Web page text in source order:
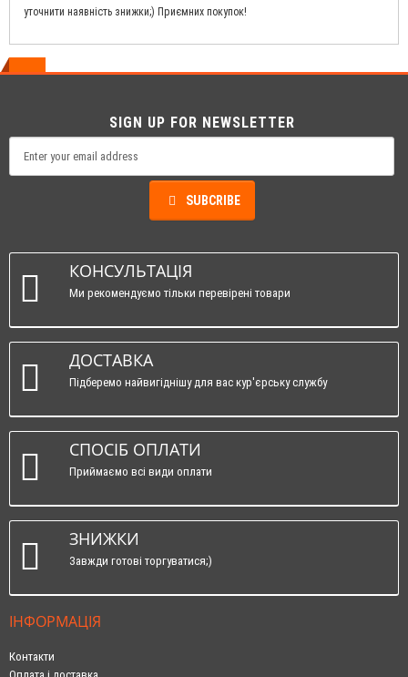
уточнити наявність знижки;) Приємних покупок!
SIGN UP FOR NEWSLETTER
SUBCRIBE
КОНСУЛЬТАЦІЯ
Ми рекомендуємо тільки перевірені товари
ДОСТАВКА
Підберемо найвигіднішу для вас кур'єрську службу
СПОСІБ ОПЛАТИ
Приймаємо всі види оплати
ЗНИЖКИ
Завжди готові торгуватися;)
ІНФОРМАЦІЯ
Контакти
Оплата і доставка